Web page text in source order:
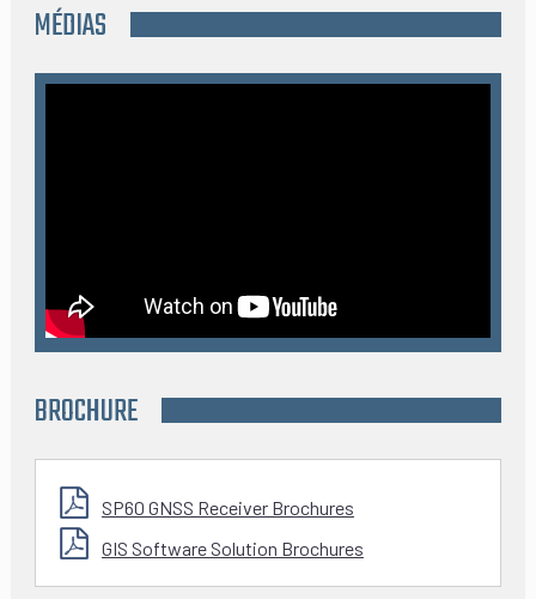
MÉDIAS
BROCHURE
SP60 GNSS Receiver Brochures
GIS Software Solution Brochures